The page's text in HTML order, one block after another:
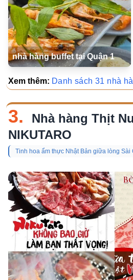
nhà hàng buffet tại Quận 1
Xem thêm: Danh sách 31 nhà
3.
Nhà hàng Thịt
NIKUTARO
Tinh hoa ẩm thực Nhật Bản giữa lòng Sài